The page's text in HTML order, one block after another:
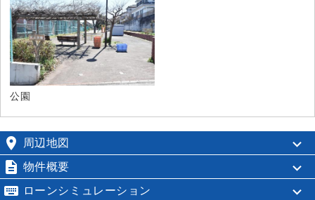
公園
 周辺地図
 物件概要
 ローンシミュレーション